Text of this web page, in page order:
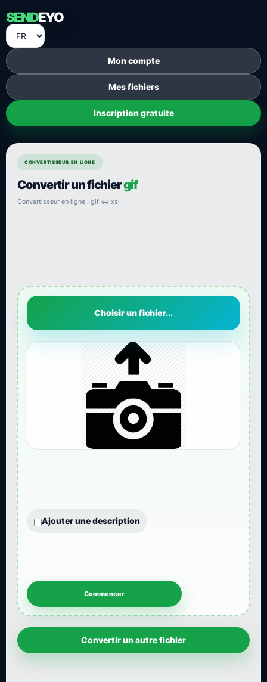
SENDEYO
Mon compte
Mes fichiers
Inscription gratuite
CONVERTISSEUR EN LIGNE
Convertir un fichiergif
Convertisseur en ligne : gif ⇔ xsl
Choisir un fichier...
Ajouter une description
Convertir un autre fichier